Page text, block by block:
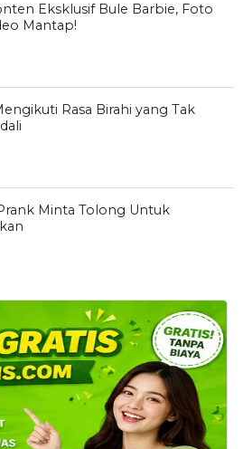
Eksklusif Bule Barbie, Foto
Mantap!
Rasa Birahi yang Tak
Minta Tolong Untuk